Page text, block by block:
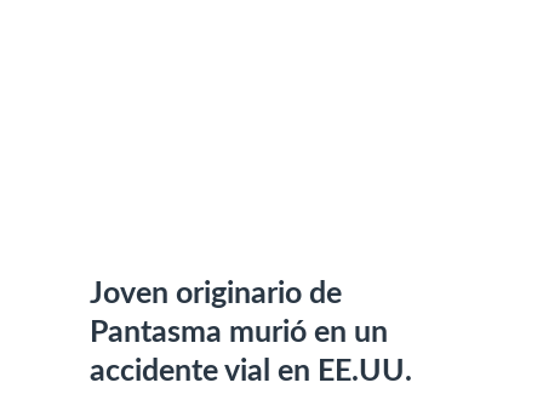
Joven originario de
Pantasma murió en un
accidente vial en EE.UU.